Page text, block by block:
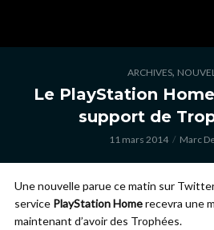
ARCHIVES,
Le PlayStation
support de
11 mars 2014 Marc
Une nouvelle parue ce matin sur
service PlayStation Homerecevra une
maintenant d’avoir des Trophées.